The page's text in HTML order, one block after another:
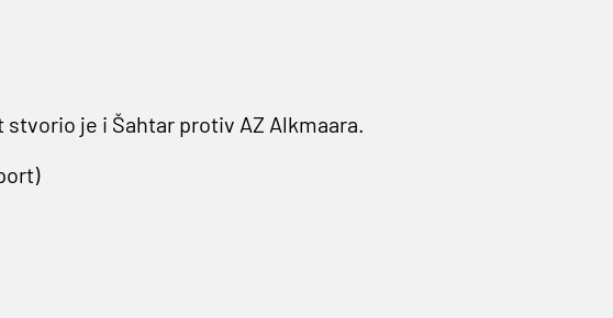
je i Šahtar protiv AZ Alkmaara.